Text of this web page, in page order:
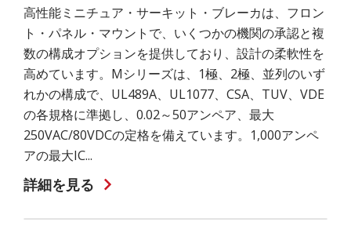
高性能ミニチュア・サーキット・ブレーカは、フロン
ト・パネル・マウントで、いくつかの機関の承認と複
数の構成オプションを提供しており、設計の柔軟性を
高めています。Mシリーズは、1極、2極、並列のいず
れかの構成で、UL489A、UL1077、CSA、TUV、VDE
の各規格に準拠し、0.02～50アンペア、最大
250VAC/80VDCの定格を備えています。1,000アンペ
アの最大IC...
詳細を見る